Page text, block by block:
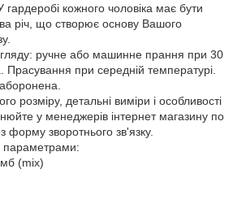
гардеробі кожного чоловіка має бути
річ, що створює основу Вашого
ручне або машинне прання при 30
Прасування при середній температурі.
розміру, детальні виміри і особливості
у менеджерів інтернет магазину по
зворотнього зв'язку.
параметрами:
(mix)